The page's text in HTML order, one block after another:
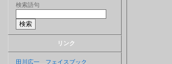
検索語句
リンク
田川広一 フェイスブック